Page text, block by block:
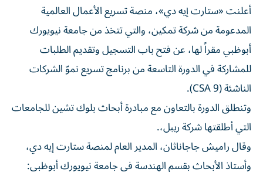
أعلنت «ستارت إيه دي»، منصة تسريع الأعمال العالمية
المدعومة من شركة تمكين، والتي تتخذ من جامعة نيويورك
أبوظبي مقراً لها، عن فتح باب التسجيل وتقديم الطلبات
للمشاركة في الدورة التاسعة من برنامج تسريع نموّ الشركات
الناشئة (CSA 9).
وتنطلق الدورة بالتعاون مع مبادرة أبحاث بلوك تشين للجامعات
التي أطلقتها شركة ريبل،.
وقال راميش جاجاناثان، المدير العام لمنصة ستارت إيه دي،
وأستاذ الأبحاث بقسم الهندسة في جامعة نيويورك أبوظبي: